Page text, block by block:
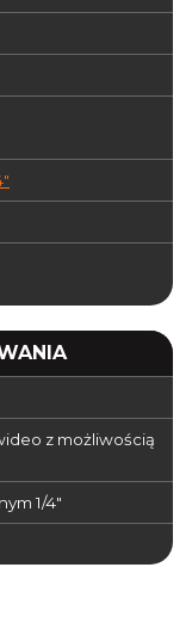
z możliwością
1/4"